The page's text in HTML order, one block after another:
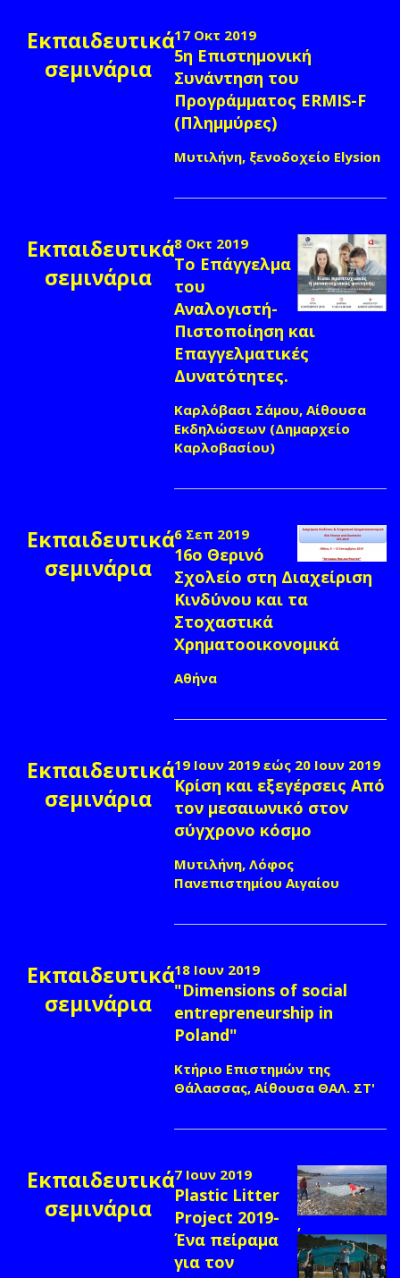
Εκπαιδευτικά
σεμινάρια
17 Οκτ 2019
5η Επιστημονική
Συνάντηση του
Προγράμματος ERMIS-F
(Πλημμύρες)
Μυτιλήνη, ξενοδοχείο Elysion
Εκπαιδευτικά
σεμινάρια
8 Οκτ 2019
Το Επάγγελμα
του
Αναλογιστή-
Πιστοποίηση και
Επαγγελματικές
Δυνατότητες.
Καρλόβασι Σάμου, Αίθουσα
Εκδηλώσεων (Δημαρχείο
Καρλοβασίου)
Εκπαιδευτικά
σεμινάρια
6 Σεπ 2019
16ο Θερινό
Σχολείο στη Διαχείριση
Κινδύνου και τα
Στοχαστικά
Χρηματοοικονομικά
Αθήνα
Εκπαιδευτικά
σεμινάρια
19 Ιουν 2019 εώς 20 Ιουν 2019
Κρίση και εξεγέρσεις Από
τον μεσαιωνικό στον
σύγχρονο κόσμο
Μυτιλήνη, Λόφος
Πανεπιστημίου Αιγαίου
Εκπαιδευτικά
σεμινάρια
18 Ιουν 2019
"Dimensions of social
entrepreneurship in
Poland"
Κτήριο Επιστημών της
Θάλασσας, Αίθουσα ΘΑΛ. ΣΤ'
Εκπαιδευτικά
σεμινάρια
,
7 Ιουν 2019
Plastic Litter
Project 2019-
Ένα πείραμα
για τον